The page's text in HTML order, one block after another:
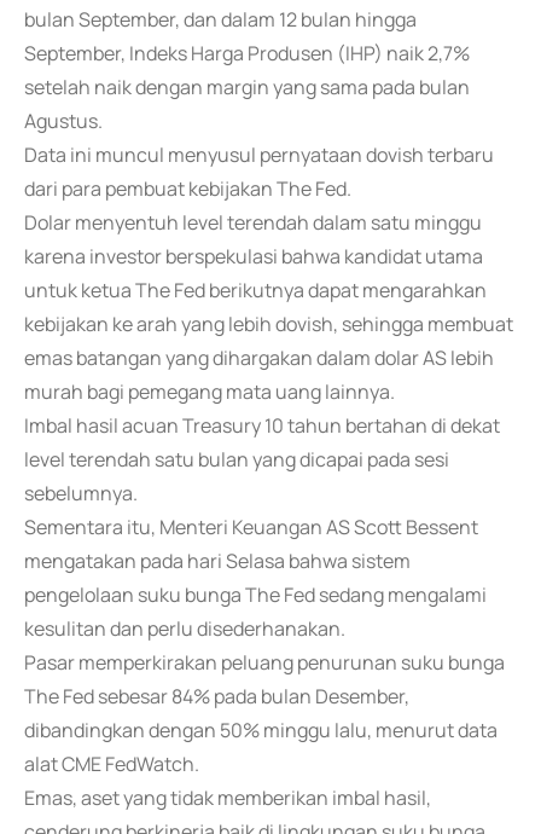
bulan September, dan dalam 12 bulan hingga
September, Indeks Harga Produsen (IHP) naik 2,7%
setelah naik dengan margin yang sama pada bulan
Agustus.
Data ini muncul menyusul pernyataan dovish terbaru
dari para pembuat kebijakan The Fed.
Dolar menyentuh level terendah dalam satu minggu
karena investor berspekulasi bahwa kandidat utama
untuk ketua The Fed berikutnya dapat mengarahkan
kebijakan ke arah yang lebih dovish, sehingga membuat
emas batangan yang dihargakan dalam dolar AS lebih
murah bagi pemegang mata uang lainnya.
Imbal hasil acuan Treasury 10 tahun bertahan di dekat
level terendah satu bulan yang dicapai pada sesi
sebelumnya.
Sementara itu, Menteri Keuangan AS Scott Bessent
mengatakan pada hari Selasa bahwa sistem
pengelolaan suku bunga The Fed sedang mengalami
kesulitan dan perlu disederhanakan.
Pasar memperkirakan peluang penurunan suku bunga
The Fed sebesar 84% pada bulan Desember,
dibandingkan dengan 50% minggu lalu, menurut data
alat CME FedWatch.
Emas, aset yang tidak memberikan imbal hasil,